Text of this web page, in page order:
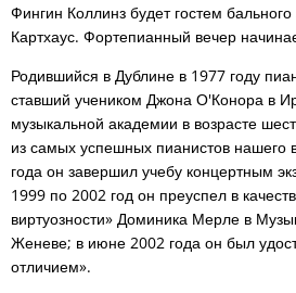
Фингин Коллинз будет гостем
Картхаус. Фортепианный вечер
Родившийся в Дублине в 1977 году
ставший учеником Джона О'Конора в
музыкальной академии в возрасте
из самых успешных пианистов
года он завершил учебу концертным
1999 по 2002 год он преуспел в
виртуозности» Доминика Мерле в
Женеве; в июне 2002 года он был
отличием».